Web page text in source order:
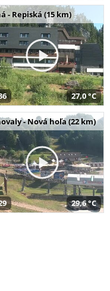
- Repiská (15 km)
27,0 °C
- Nová hoľa (22 km)
29,6 °C